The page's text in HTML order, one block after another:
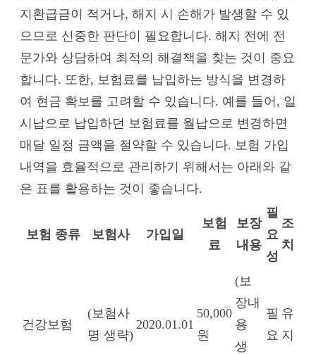
지환급금이 적거나, 해지 시 손해가 발생할 수 있
으므로 신중한 판단이 필요합니다. 해지 전에 전
문가와 상담하여 최적의 해결책을 찾는 것이 중요
합니다. 또한, 보험료를 납입하는 방식을 변경하
여 현금 확보를 고려할 수 있습니다. 예를 들어, 일
시납으로 납입하던 보험료를 월납으로 변경하면
매달 일정 금액을 절약할 수 있습니다. 보험 가입
내역을 효율적으로 관리하기 위해서는 아래와 같
은 표를 활용하는 것이 좋습니다.
보험 종류 보험사 가입일
보험
료
보장
내용
필
요
성
조
치
건강보험
(보험사
명 생략)
2020.01.01
50,000
원
(보
장내
용
생
필
요
유
지